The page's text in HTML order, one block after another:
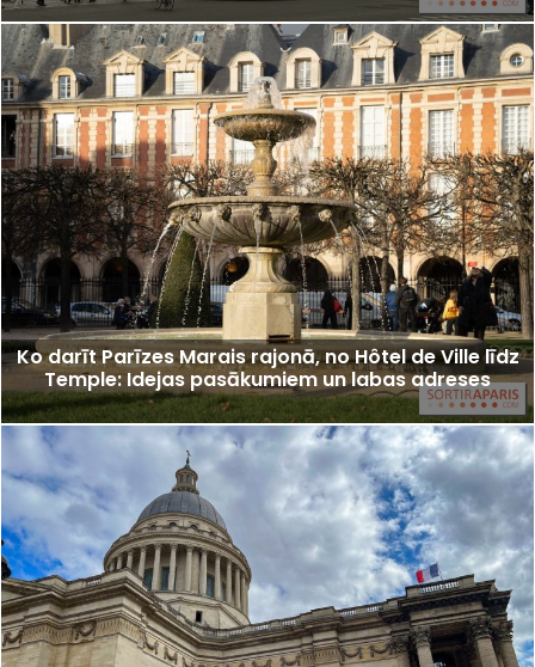
Ko darīt Parīzes Marais rajonā, no Hôtel de Ville līdz
Temple: Idejas pasākumiem un labas adreses